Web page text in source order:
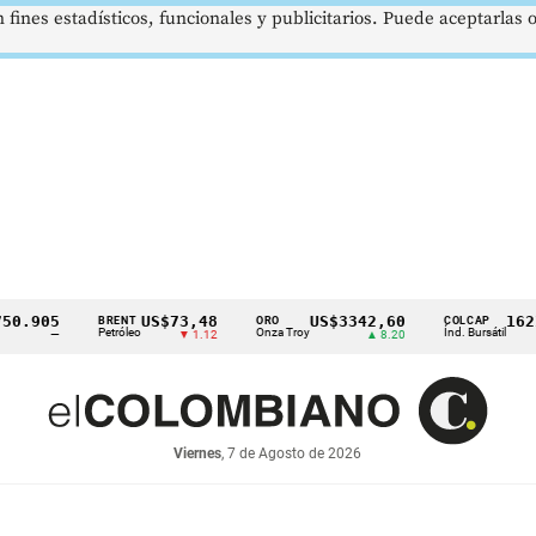
BRENT
Petróleo
US$73,48
▼ 1.12 Onza Troy
US$3342,60
▲ 8.20
COLCAP
Índ. Bursátil
Viernes, 7 de Agosto de 2026
estadísticos, funcionales y publicitarios. Puede aceptarlas